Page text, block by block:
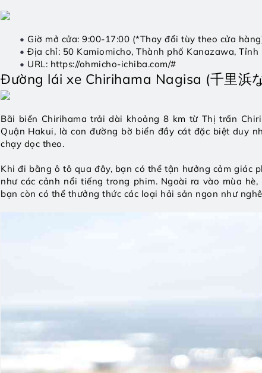
Giờ mở cửa: 9:00-17:00 (*Thay đổi tùy theo cửa
Địa chỉ: 50 Kamiomicho, Thành phố Kanazawa, Tỉnh
URL: https://ohmicho-ichiba.com/#
Đường lái xe Chirihama Nagisa (千里浜
Bãi biển Chirihama trải dài khoảng 8 km từ Thị trấn
Quận Hakui, là con đường bờ biển đầy cát đặc biệt duy
chạy dọc theo.
Khi đi bằng ô tô qua đây, bạn có thể tận hưởng cảm giác
như các cảnh nổi tiếng trong phim. Ngoài ra vào mùa
bạn còn có thể thưởng thức các loại hải sản ngon như